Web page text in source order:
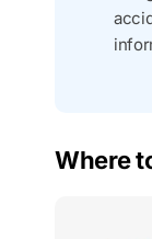
Where